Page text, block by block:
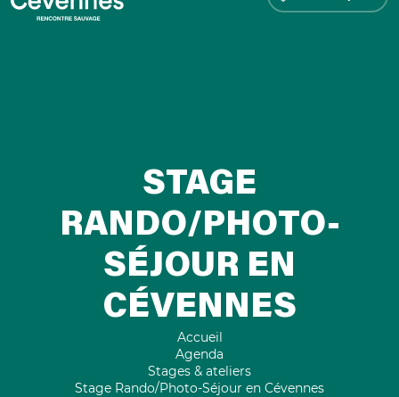
STAGE
RANDO/PHOTO-
SÉJOUR EN
CÉVENNES
Accueil
Agenda
Stages & ateliers
Stage Rando/Photo-Séjour en Cévennes